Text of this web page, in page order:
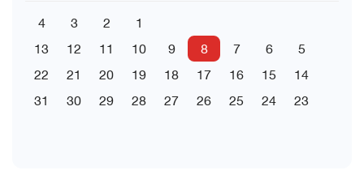
1
2
3
4
5
6
7
8
9
10
11
12
13
14
15
16
17
18
19
20
21
22
23
24
25
26
27
28
29
30
31